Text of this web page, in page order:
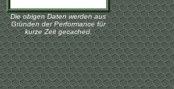
Die obigen Daten werden aus
Gründen der Performance für
kurze Zeit gecached.